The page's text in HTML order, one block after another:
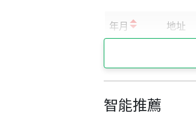
智能推薦